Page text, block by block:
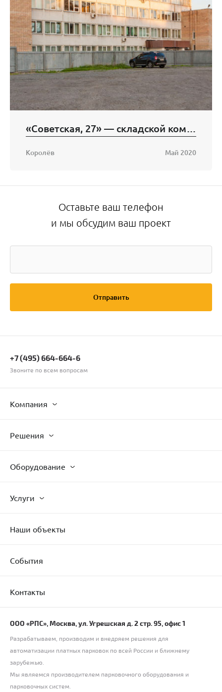
«Советская, 27» — складской комплекс
Королёв Май 2020
Оставьте ваш телефон
и мы обсудим ваш проект
Отправить
+7 (495) 664-664-6
Звоните по всем вопросам
Компания
Решения
Оборудование
Услуги
Наши объекты
События
Контакты
ООО «РПС», Москва, ул. Угрешская д. 2 стр. 95, офис 1
Разрабатываем, производим и внедряем решения для
автоматизации платных парковок по всей России и ближнему
зарубежью.
Мы являемся производителем парковочного оборудования и
парковочных систем.